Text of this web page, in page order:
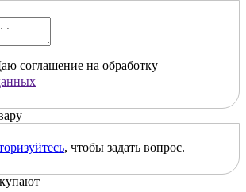
соглашение на обработку
, чтобы задать вопрос.